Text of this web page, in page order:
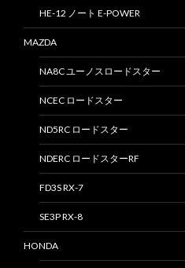
HE-12 ノート E-POWER
MAZDA
NA8C ユーノスロードスター
NCEC ロードスター
ND5RC ロードスター
NDERC ロードスターRF
FD3S RX-7
SE3P RX-8
HONDA